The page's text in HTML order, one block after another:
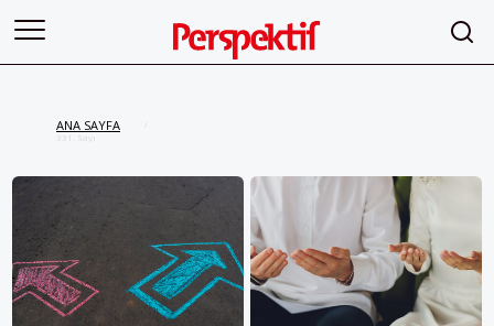
ANA SAYFA
331. Sayı